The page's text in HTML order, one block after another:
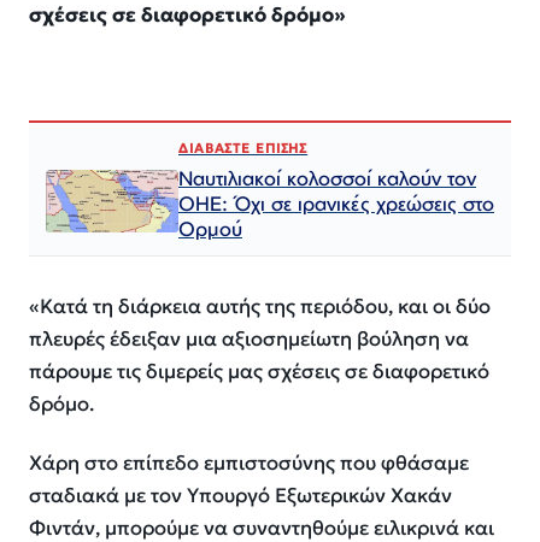
σχέσεις σε διαφορετικό δρόμο»
ΔΙΑΒΑΣΤΕ ΕΠΙΣΗΣ
Ναυτιλιακοί κολοσσοί καλούν τον
ΟΗΕ: Όχι σε ιρανικές χρεώσεις στο
Ορμού
«Κατά τη διάρκεια αυτής της περιόδου, και οι δύο
πλευρές έδειξαν μια αξιοσημείωτη βούληση να
πάρουμε τις διμερείς μας σχέσεις σε διαφορετικό
δρόμο.
Χάρη στο επίπεδο εμπιστοσύνης που φθάσαμε
σταδιακά με τον Υπουργό Εξωτερικών Χακάν
Φιντάν, μπορούμε να συναντηθούμε ειλικρινά και